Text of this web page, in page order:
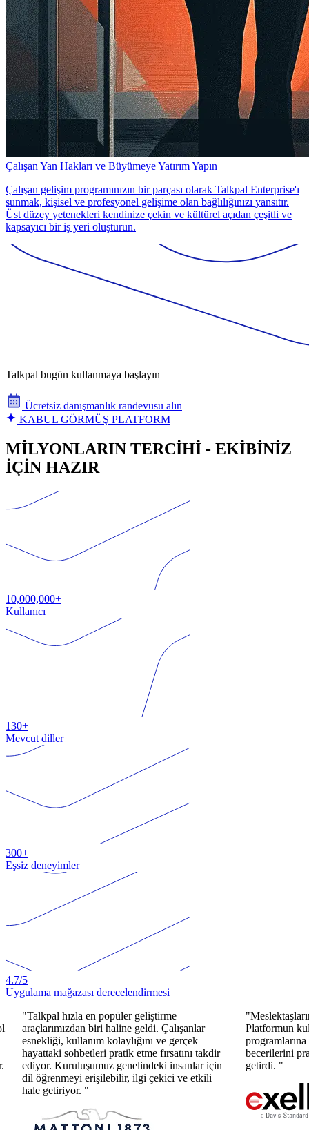
Çalışan Yan Hakları ve Büyümeye Yatırım Yapın
Çalışan gelişim programınızın bir parçası olarak Talkpal Enterprise'ı
sunmak, kişisel ve profesyonel gelişime olan bağlılığınızı yansıtır.
Üst düzey yetenekleri kendinize çekin ve kültürel açıdan çeşitli ve
kapsayıcı bir iş yeri oluşturun.
Talkpal bugün kullanmaya başlayın
Ücretsiz danışmanlık randevusu alın
KABUL GÖRMÜŞ PLATFORM
MİLYONLARIN TERCİHİ - EKİBİNİZ
İÇİN HAZIR
10,000,000+
Kullanıcı
130+
Mevcut diller
300+
Eşsiz deneyimler
4.7/5
Uygulama mağazası derecelendirmesi
"Talkpal hızla en popüler geliştirme
araçlarımızdan biri haline geldi. Çalışanlar
esnekliği, kullanım kolaylığını ve gerçek
hayattaki sohbetleri pratik etme fırsatını takdir
ediyor. Kuruluşumuz genelindeki insanlar için
dil öğrenmeyi erişilebilir, ilgi çekici ve etkili
hale getiriyor. "
Platformun
becerilerini
getirdi. "